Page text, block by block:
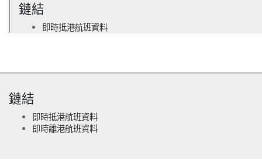
鏈結
即時抵港航班資料
即時離港航班資料